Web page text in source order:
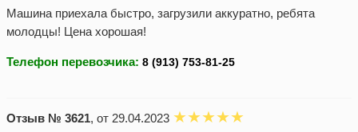
Машина приехала быстро, загрузили аккуратно, ребята
молодцы! Цена хорошая!
Телефон перевозчика:
Отзыв № 3621, от 29.04.2023